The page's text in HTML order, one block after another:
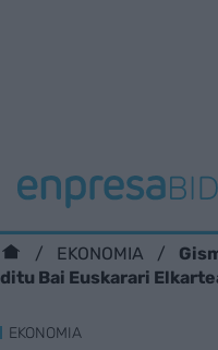
EKONOMIA
ditu Bai Euskarari
EKONOMIA